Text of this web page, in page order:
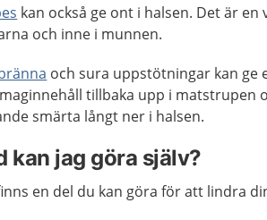
kan också ge ont i halsen. Det är
och inne i munnen.
och sura uppstötningar kan ge
tillbaka upp i matstrupen
smärta långt ner i halsen.
kan jag göra själv?
en del du kan göra för att lindra